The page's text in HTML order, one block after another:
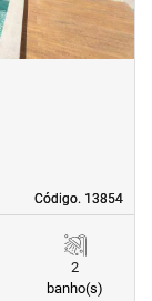
Código. 13854
Código. 13854
2
banho(s)